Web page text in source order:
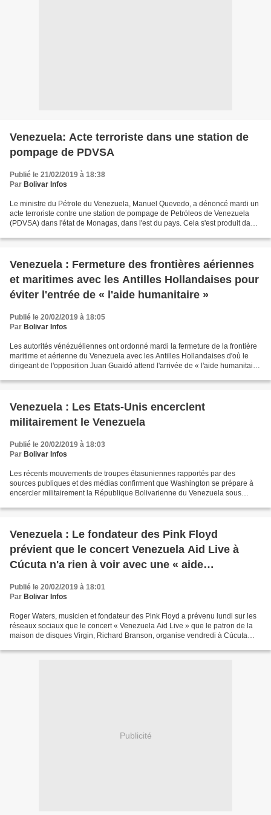
Venezuela: Acte terroriste dans une station de
pompage de PDVSA
Publié le 21/02/2019 à 18:38
Par Bolivar Infos
Le ministre du Pétrole du Venezuela, Manuel Quevedo, a dénoncé mardi un
acte terroriste contre une station de pompage de Petróleos de Venezuela
(PDVSA) dans l'état de Monagas, dans l'est du pays. Cela s'est produit dans
Venezuela : Fermeture des frontières aériennes
et maritimes avec les Antilles Hollandaises pour
éviter l'entrée de « l'aide humanitaire »
Publié le 20/02/2019 à 18:05
Par Bolivar Infos
Les autorités vénézuéliennes ont ordonné mardi la fermeture de la frontière
maritime et aérienne du Venezuela avec les Antilles Hollandaises d'où le
dirigeant de l'opposition Juan Guaidó attend l'arrivée de « l'aide humanitaire
Venezuela : Les Etats-Unis encerclent
militairement le Venezuela
Publié le 20/02/2019 à 18:03
Par Bolivar Infos
Les récents mouvements de troupes étasuniennes rapportés par des
sources publiques et des médias confirment que Washington se prépare à
encercler militairement la République Bolivarienne du Venezuela sous
Venezuela : Le fondateur des Pink Floyd
prévient que le concert Venezuela Aid Live à
Cúcuta n'a rien à voir avec une « aide
humanitaire »
Publié le 20/02/2019 à 18:01
Par Bolivar Infos
Roger Waters, musicien et fondateur des Pink Floyd a prévenu lundi sur les
réseaux sociaux que le concert « Venezuela Aid Live » que le patron de la
maison de disques Virgin, Richard Branson, organise vendredi à Cúcuta
Publicité